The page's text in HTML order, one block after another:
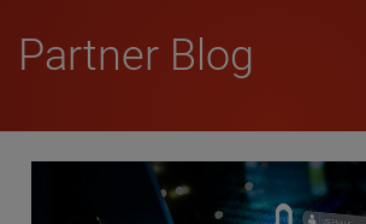
Partner Blog